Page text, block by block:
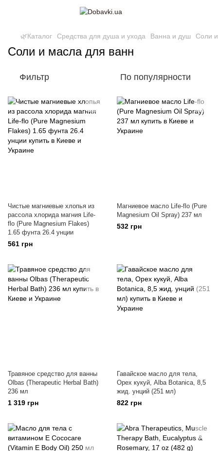
🌿Каталог Средства для душа и ухода Ванна и душ Соли
Соли и масла для ванн
Фильтр По популярности
Чистые магниевые хлопья из
рассола хлорида магния Life-
flo (Pure Magnesium Flakes)
1.65 фунта 26.4 унции
561 грн
Магниевое масло Life-flo (Pure
Magnesium Oil Spray) 237 мл
532 грн
Травяное средство для ванны
Olbas (Therapeutic Herbal Bath)
236 мл
1 319 грн
Гавайское масло для тела,
Орех кукуй, Alba Botanica, 8,5
жид. унций (251 мл)
822 грн